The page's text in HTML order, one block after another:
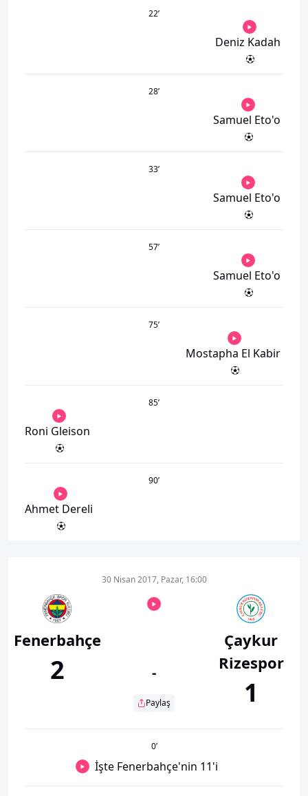
22’
Deniz Kadah
28’
Samuel Eto'o
33’
Samuel Eto'o
57’
Samuel Eto'o
75’
Mostapha El Kabir
85’
Roni Gleison
90’
Ahmet Dereli
Fenerbahçe
2
30 Nisan 2017, Pazar, 16:00
-
Paylaş
Çaykur
Rizespor
1
0’
İşte Fenerbahçe'nin 11'i